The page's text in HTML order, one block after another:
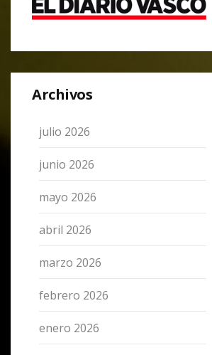
Archivos
julio 2026
junio 2026
mayo 2026
abril 2026
marzo 2026
febrero 2026
enero 2026